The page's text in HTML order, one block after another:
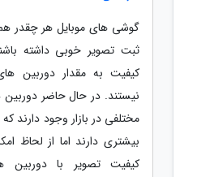
گوشی های موبایل هر چقدر هم
ثبت تصویر خوبی داشته
کیفیت به مقدار دوربین
نیستند. در حال حاضر
مختلفی در بازار وجود دارند
بیشتری دارند اما از لحاظ
کیفیت تصویر با دوربین